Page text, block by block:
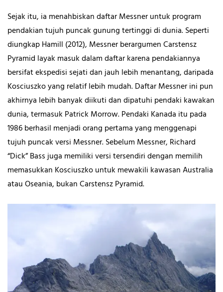
Sejak itu, ia menahbiskan daftar Messner untuk program
pendakian tujuh puncak gunung tertinggi di dunia. Seperti
diungkap Hamill (2012), Messner berargumen Carstensz
Pyramid layak masuk dalam daftar karena pendakiannya
bersifat ekspedisi sejati dan jauh lebih menantang, daripada
Kosciuszko yang relatif lebih mudah. Daftar Messner ini pun
akhirnya lebih banyak diikuti dan dipatuhi pendaki kawakan
dunia, termasuk Patrick Morrow. Pendaki Kanada itu pada
1986 berhasil menjadi orang pertama yang menggenapi
tujuh puncak versi Messner. Sebelum Messner, Richard
“Dick” Bass juga memiliki versi tersendiri dengan memilih
memasukkan Kosciuszko untuk mewakili kawasan Australia
atau Oseania, bukan Carstensz Pyramid.